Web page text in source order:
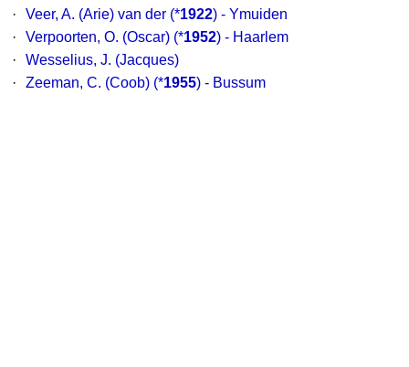
·
Veer, A. (Arie) van der (*1922) - Ymuiden
·
Verpoorten, O. (Oscar) (*1952) - Haarlem
·
Wesselius, J. (Jacques)
·
Zeeman, C. (Coob) (*1955) - Bussum